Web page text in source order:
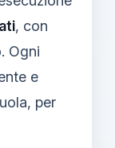
, con
Ogni
e
per